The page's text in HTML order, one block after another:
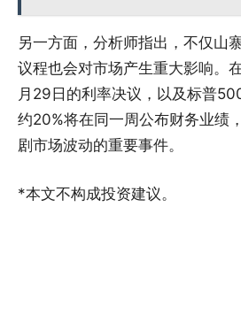
另一方面，分析师指出，不仅山
议程也会对市场产生重大影响。
月29日的利率决议，以及标普
约20%将在同一周公布财务业绩
剧市场波动的重要事件。
*本文不构成投资建议。